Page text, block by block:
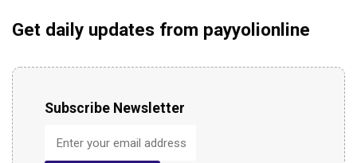
Get daily updates from payyolionline
Subscribe Newsletter